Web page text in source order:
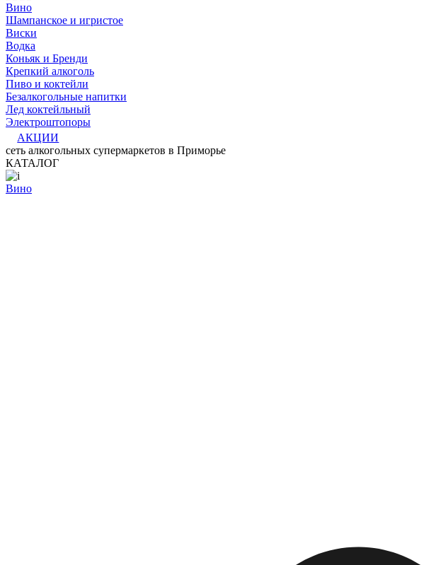
Вино
Шампанское и игристое
Виски
Водка
Коньяк и Бренди
Крепкий алкоголь
Пиво и коктейли
Безалкогольные напитки
Лед коктейльный
Электроштопоры
АКЦИИ
сеть алкогольных супермаркетов в Приморье
КАТАЛОГ
Вино